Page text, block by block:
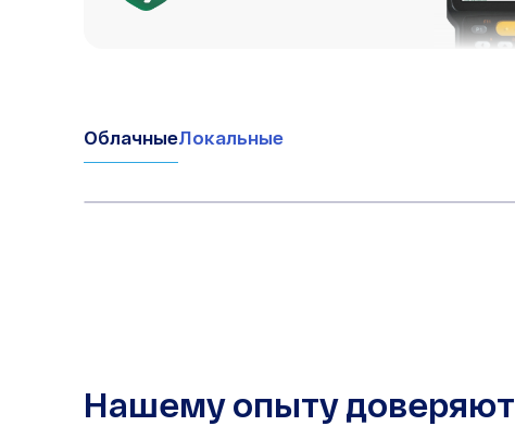
ОблачныеЛокальные
Нашему опыту доверяют